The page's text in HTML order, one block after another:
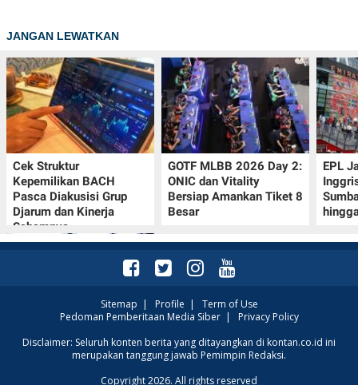
JANGAN LEWATKAN
Cek Struktur
Kepemilikan BACH
Pasca Diakusisi Grup
Djarum dan Kinerja
Sahamnya
GOTF MLBB 2026 Day 2:
ONIC dan Vitality
Bersiap Amankan Tiket 8
Besar
EPL
Oppo A7 Pro Max Rilis
dengan Baterai 10.000
Sitemap | Profile | Term of Use
Pedoman Pemberitaan Media Siber| Privacy Policy
Disclaimer: Seluruh konten berita yang ditayangkan di kontan.co.id ini
merupakan tanggung jawab Pemimpin Redaksi.
Copyright 2026. All rights reserved